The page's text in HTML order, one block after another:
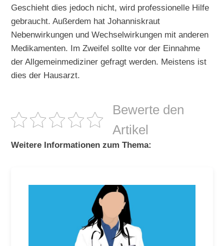
Geschieht dies jedoch nicht, wird professionelle Hilfe
gebraucht. Außerdem hat Johanniskraut
Nebenwirkungen und Wechselwirkungen mit anderen
Medikamenten. Im Zweifel sollte vor der Einnahme
der Allgemeinmediziner gefragt werden. Meistens ist
dies der Hausarzt.
Bewerte den
Artikel
Weitere Informationen zum Thema: